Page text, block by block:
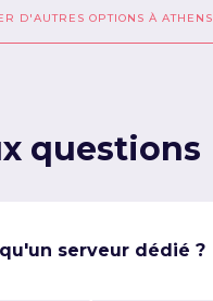
D'AUTRES OPTIONS À ATHENS
questions
serveur dédié ?